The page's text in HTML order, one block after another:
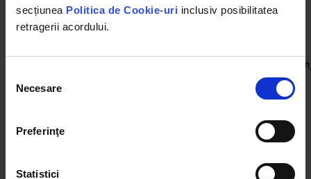
secțiunea Politica de Cookie-uri inclusiv posibilitatea
retragerii acordului.
consimțământului
Necesare
Preferinţe
Statistici
Diuza injector 150S720
tip D-110)
20.00 RON
Diuza supapa refulare